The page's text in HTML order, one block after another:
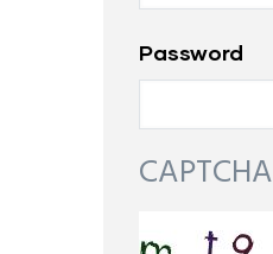
Password
CAPTCHA